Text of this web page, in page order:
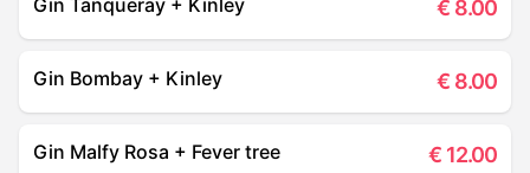
Gin Tanqueray + Kinley € 8.00
Gin Bombay + Kinley € 8.00
Gin Malfy Rosa + Fever tree € 12.00